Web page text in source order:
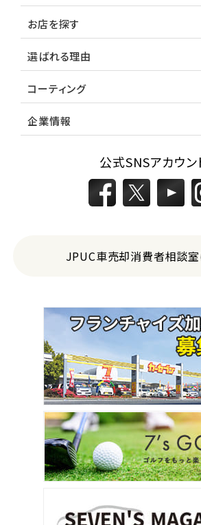
お店を探す
選ばれる理由
コーティング
企業情報
公式SNSアカウン
JPUC車売却消費者相談室